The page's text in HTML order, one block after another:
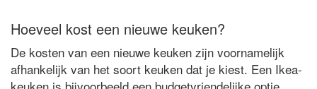
Hoeveel kost een nieuwe keuken?
De kosten van een nieuwe keuken zijn voornamelijk
afhankelijk van het soort keuken dat je kiest. Een Ikea-